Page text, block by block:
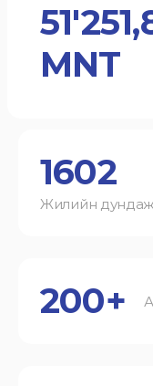
MNT
1602
Жилийн дундаж
200+